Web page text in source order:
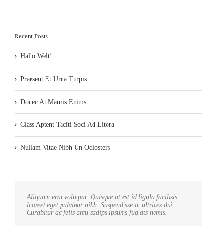
Recent Posts
Hallo Welt!
Praesent Et Urna Turpis
Donec At Mauris Enims
Class Aptent Taciti Soci Ad Litora
Nullam Vitae Nibh Un Odiosters
Aliquam erat volutpat. Quisque at est id ligula facilisis
laoreet eget pulvinar nibh. Suspendisse at ultrices dui.
Curabitur ac felis arcu sadips ipsums fugiats nemis.